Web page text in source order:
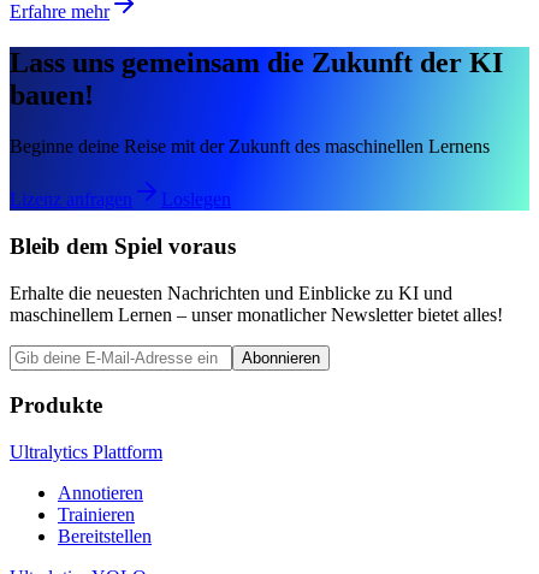
Erfahre mehr
Lass uns gemeinsam die Zukunft der KI
bauen!
Beginne deine Reise mit der Zukunft des maschinellen Lernens
Lizenz anfragen Loslegen
Bleib dem Spiel voraus
Erhalte die neuesten Nachrichten und Einblicke zu KI und
maschinellem Lernen – unser monatlicher Newsletter bietet alles!
Abonnieren
Produkte
Ultralytics Plattform
Annotieren
Trainieren
Bereitstellen